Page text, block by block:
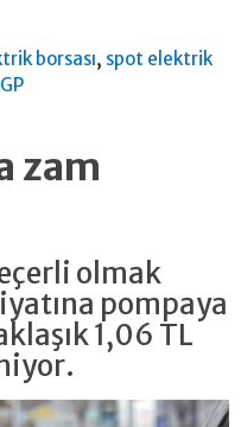
borsası, spot elektrik
zam
olmak
pompaya
1,06 TL